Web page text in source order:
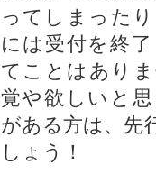
ってしまった
には受付を終
てことはあり
覚や欲しいと
がある方は、先
しょう！